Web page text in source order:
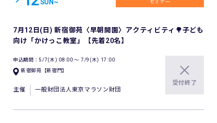
SUN ~ セミナー
7月12日(日) 新宿御苑〈早朝開園〉アクティビティ🌳子ども
向け「かけっこ教室」【先着20名】
申込期間：5/7(木) 08:00 〜 7/9(木) 17:00
新宿御苑【新宿門】
主催 一般財団法人東京マラソン財団
受付終了